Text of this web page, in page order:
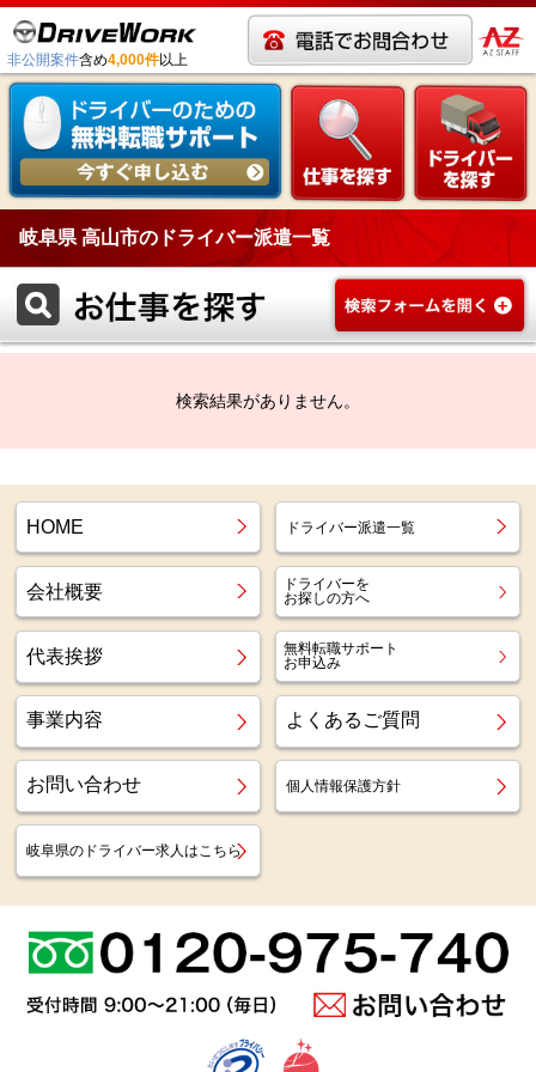
非公開案件含め4,000件以上
岐阜県 高山市のドライバー派遣一覧
検索結果がありません。
HOME ドライバー派遣一覧
会社概要
ドライバーを
お探しの方へ
代表挨拶
無料転職サポート
お申込み
事業内容 よくあるご質問
お問い合わせ 個人情報保護方針
岐阜県のドライバー求人はこちら